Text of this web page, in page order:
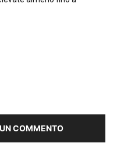
COMMENTO